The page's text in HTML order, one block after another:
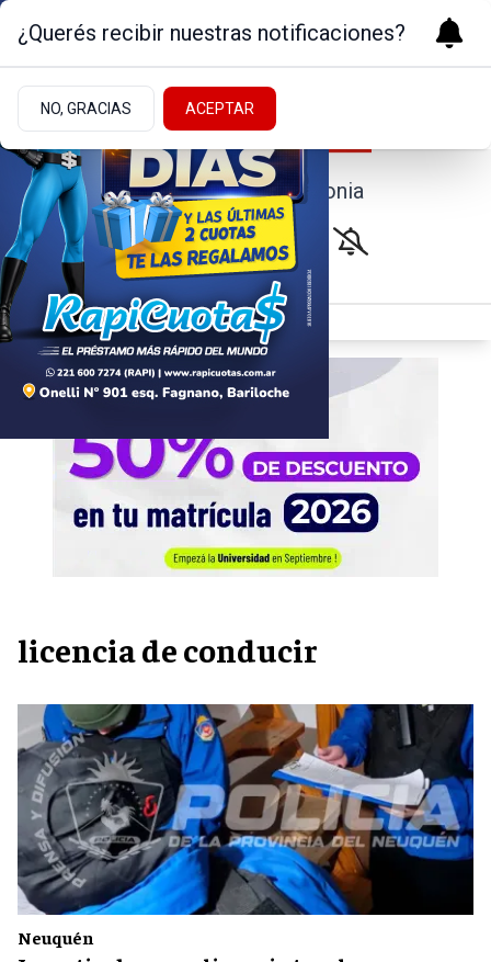
Noticias de la Patagonia
licencia de conducir
Neuquén
¿Querés recibir nuestras notificaciones?
NO, GRACIAS ACEPTAR